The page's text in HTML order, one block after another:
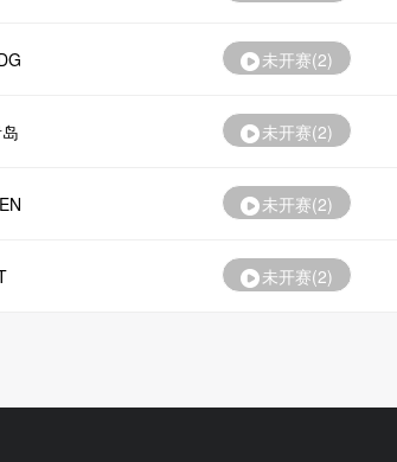
未开赛(2)
未开赛(2)
未开赛(2)
未开赛(2)